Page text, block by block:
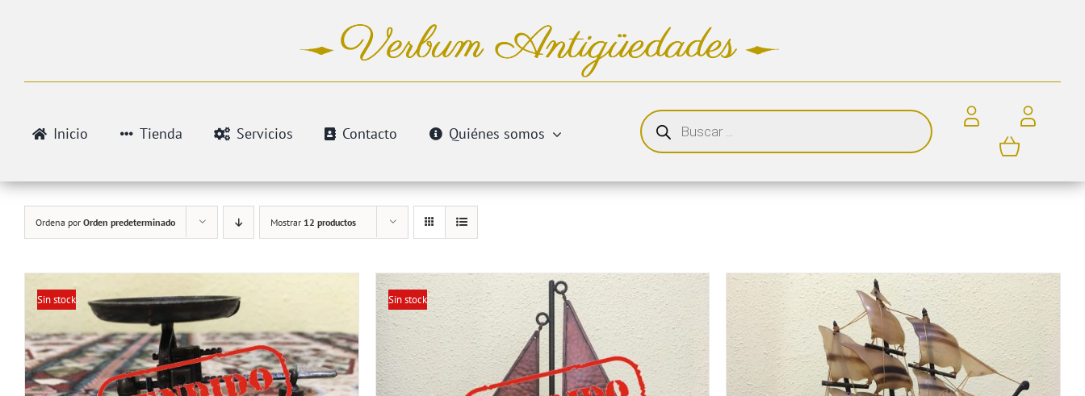
Inicio Tienda Servicios Contacto Quiénes somos
Búsqueda
de
productos
Ordena por Orden predeterminado Mostrar 12 productos
Sin stock Sin stock